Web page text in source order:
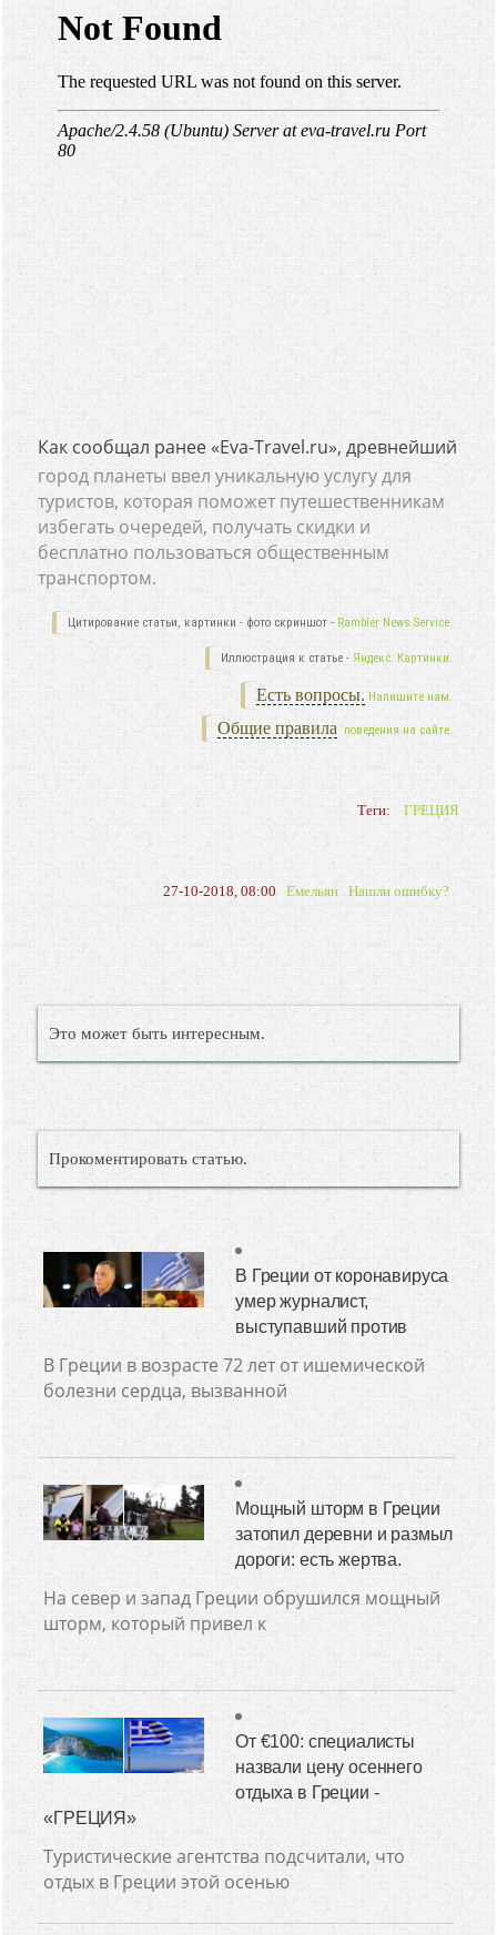
Как сообщал ранее «Eva-Travel.ru», древнейший
город планеты ввел уникальную услугу для
туристов, которая поможет путешественникам
избегать очередей, получать скидки и
бесплатно пользоваться общественным
транспортом.
Цитирование статьи, картинки - фото скриншот - Rambler News Service.
Иллюстрация к статье - Яндекс. Картинки.
Есть вопросы. Напишите нам.
Общие правила поведения на сайте.
Теги: ГРЕЦИЯ
27-10-2018, 08:00 Емельян Нашли ошибку?
Это может быть интересным.
Прокоментировать статью.
В Греции от коронавируса
умер журналист,
выступавший против
В Греции в возрасте 72 лет от ишемической
болезни сердца, вызванной
Мощный шторм в Греции
затопил деревни и размыл
дороги: есть жертва.
На север и запад Греции обрушился мощный
шторм, который привел к
От €100: специалисты
назвали цену осеннего
отдыха в Греции -
«ГРЕЦИЯ»
Туристические агентства подсчитали, что
отдых в Греции этой осенью